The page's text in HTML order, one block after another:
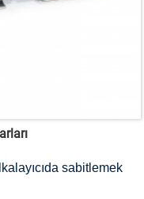
sabitlemek